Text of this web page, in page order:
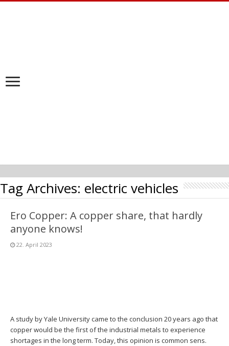
Tag Archives: electric vehicles
Ero Copper: A copper share, that hardly
anyone knows!
22. April 2023
A study by Yale University came to the conclusion 20 years ago that
copper would be the first of the industrial metals to experience
shortages in the long term. Today, this opinion is common sens.